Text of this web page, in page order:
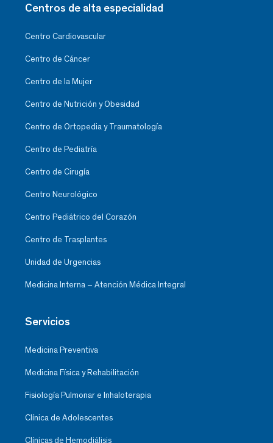
Centros de alta especialidad
Centro Cardiovascular
Centro de Cáncer
Centro de la Mujer
Centro de Nutrición y Obesidad
Centro de Ortopedia y Traumatología
Centro de Pediatría
Centro de Cirugía
Centro Neurológico
Centro Pediátrico del Corazón
Centro de Trasplantes
Unidad de Urgencias
Medicina Interna – Atención Médica Integral
Servicios
Medicina Preventiva
Medicina Física y Rehabilitación
Fisiología Pulmonar e Inhaloterapia
Clínica de Adolescentes
Clínicas de Hemodiálisis